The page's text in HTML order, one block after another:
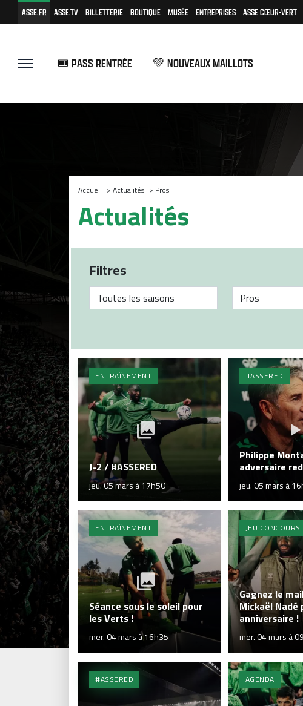
ASSE.FR ASSE.TV BILLETTERIE BOUTIQUE MUSÉE ENTREPRISES ASSE CŒUR-VERT
🎟️ PASS RENTRÉE 💚 NOUVEAUX MAILLOTS
Accueil > Actualités > Pros
Actualités
Filtres
ENTRAÎNEMENT
J-2 / #ASSERED
jeu. 05 mars à 17h50
#ASSERED
Philippe
adversaire
jeu. 05 mars à
ENTRAÎNEMENT
Séance sous le soleil pour
les Verts !
mer. 04 mars à 16h35
JEU CONCOURS
Gagnez le
Mickaël Nadé
anniversaire !
mer. 04 mars à
#ASSERED AGENDA